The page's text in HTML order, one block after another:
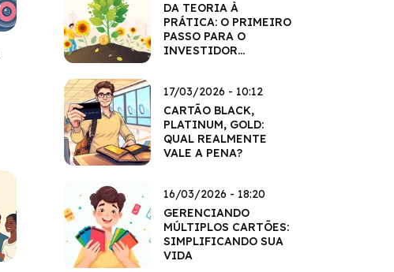
DA TEORIA À
PRÁTICA: O PRIMEIRO
PASSO PARA O
INVESTIDOR
17/03/2026 - 10:12
CARTÃO BLACK,
PLATINUM, GOLD:
QUAL REALMENTE
VALE A PENA?
16/03/2026 - 18:20
GERENCIANDO
MÚLTIPLOS CARTÕES:
SIMPLIFICANDO SUA
VIDA